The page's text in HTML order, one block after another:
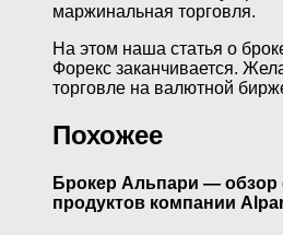
маржинальная торговля.
На этом наша статья о
Форекс заканчивается.
торговле на валютной
Похожее
Брокер Альпари — обзор
продуктов компании